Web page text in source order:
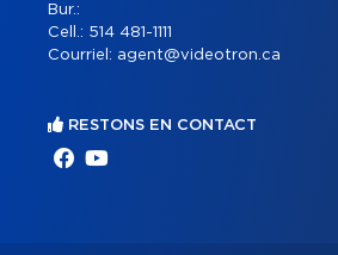
Bur.:
Cell.: 514 481-1111
Courriel: agent@videotron.ca
RESTONS EN CONTACT